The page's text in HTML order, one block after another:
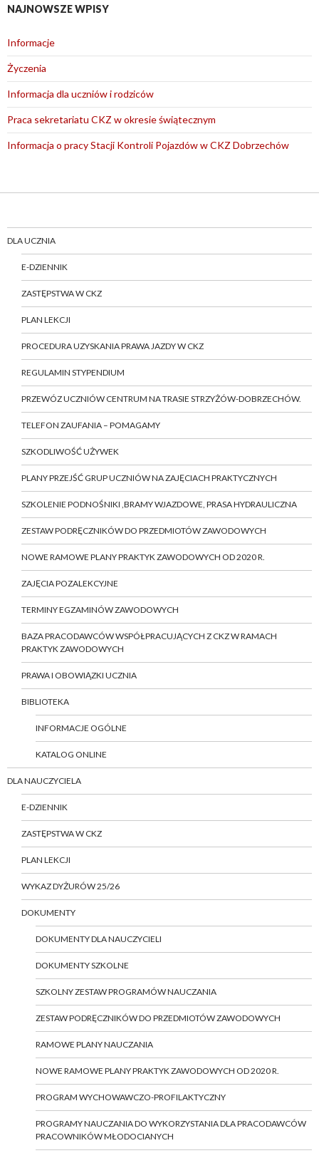
NAJNOWSZE WPISY
Informacje
Życzenia
Informacja dla uczniów i rodziców
Praca sekretariatu CKZ w okresie świątecznym
Informacja o pracy Stacji Kontroli Pojazdów w CKZ Dobrzechów
DLA UCZNIA
E-DZIENNIK
ZASTĘPSTWA W CKZ
PLAN LEKCJI
PROCEDURA UZYSKANIA PRAWA JAZDY W CKZ
REGULAMIN STYPENDIUM
PRZEWÓZ UCZNIÓW CENTRUM NA TRASIE STRZYŻÓW-DOBRZECHÓW.
TELEFON ZAUFANIA – POMAGAMY
SZKODLIWOŚĆ UŻYWEK
PLANY PRZEJŚĆ GRUP UCZNIÓW NA ZAJĘCIACH PRAKTYCZNYCH
SZKOLENIE PODNOŚNIKI ,BRAMY WJAZDOWE, PRASA HYDRAULICZNA
ZESTAW PODRĘCZNIKÓW DO PRZEDMIOTÓW ZAWODOWYCH
NOWE RAMOWE PLANY PRAKTYK ZAWODOWYCH OD 2020 R.
ZAJĘCIA POZALEKCYJNE
TERMINY EGZAMINÓW ZAWODOWYCH
BAZA PRACODAWCÓW WSPÓŁPRACUJĄCYCH Z CKZ W RAMACH
PRAKTYK ZAWODOWYCH
PRAWA I OBOWIĄZKI UCZNIA
BIBLIOTEKA
INFORMACJE OGÓLNE
KATALOG ONLINE
DLA NAUCZYCIELA
E-DZIENNIK
ZASTĘPSTWA W CKZ
PLAN LEKCJI
WYKAZ DYŻURÓW 25/26
DOKUMENTY
DOKUMENTY DLA NAUCZYCIELI
DOKUMENTY SZKOLNE
SZKOLNY ZESTAW PROGRAMÓW NAUCZANIA
ZESTAW PODRĘCZNIKÓW DO PRZEDMIOTÓW ZAWODOWYCH
RAMOWE PLANY NAUCZANIA
NOWE RAMOWE PLANY PRAKTYK ZAWODOWYCH OD 2020 R.
PROGRAM WYCHOWAWCZO-PROFILAKTYCZNY
PROGRAMY NAUCZANIA DO WYKORZYSTANIA DLA PRACODAWCÓW
PRACOWNIKÓW MŁODOCIANYCH